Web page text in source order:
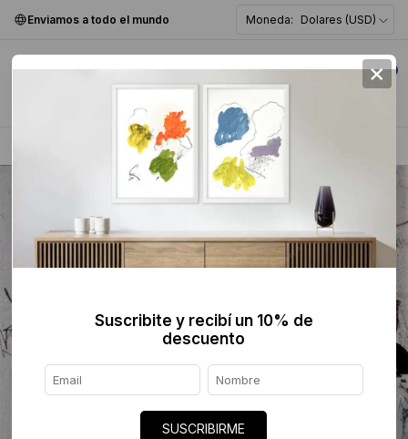
Enviamos a todo el mundo Moneda: Dolares (USD)
0
Abstracta >
×
Suscribite y recibí un 10% de
descuento
SUSCRIBIRME